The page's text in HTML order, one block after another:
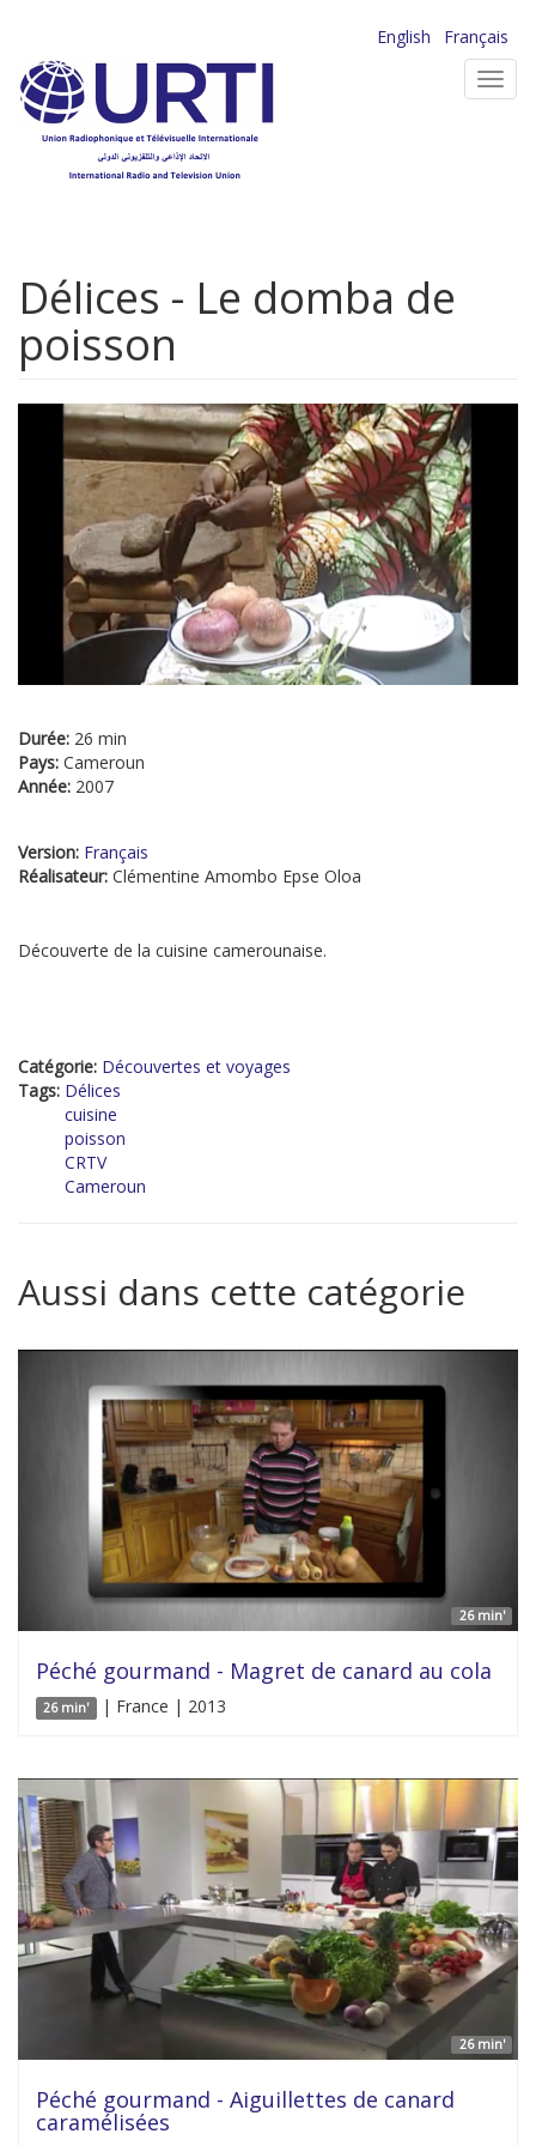
contenu
principal
English
Français
Délices - Le domba de
poisson
Durée: 26 min
Pays: Cameroun
Année: 2007
Version: Français
Réalisateur: Clémentine Amombo Epse Oloa
Découverte de la cuisine camerounaise.
Catégorie: Découvertes et voyages
Tags: Délices
cuisine
poisson
CRTV
Cameroun
Aussi dans cette catégorie
26 min'
Péché gourmand - Magret de canard au cola
26 min' | France | 2013
26 min'
Péché gourmand - Aiguillettes de canard
caramélisées